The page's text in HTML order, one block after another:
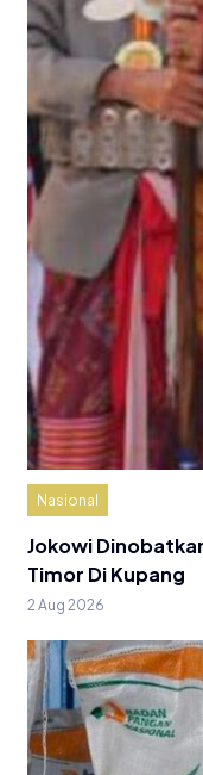
Nasional
Jokowi
Timor Di Kupang
2 Aug 2026